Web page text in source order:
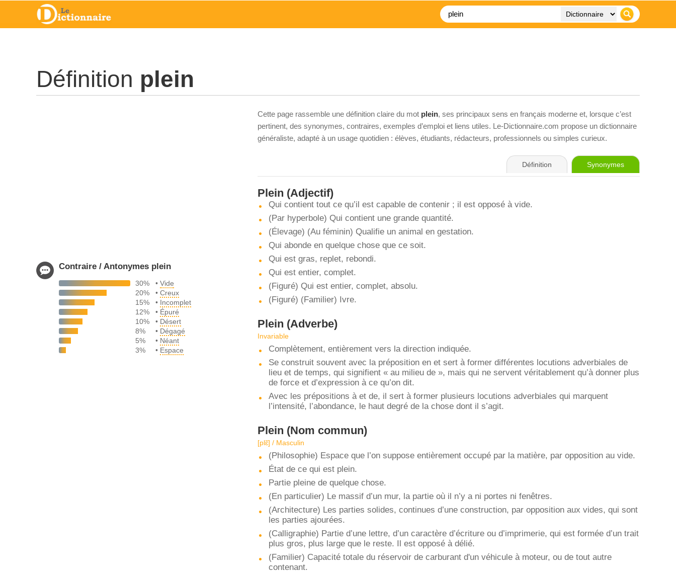
Définition plein
Contraire / Antonymes plein
30% • Vide
20%
• Creux
15%
• Incomplet
12%
• Épuré
10%
• Désert
8%
• Dégagé
5%
• Néant
3%
• Espace
Cette page rassemble une définition claire du mot plein, ses principaux sens en français moderne et, lorsque c’est
pertinent, des synonymes, contraires, exemples d’emploi et liens utiles. Le-Dictionnaire.com propose un dictionnaire
généraliste, adapté à un usage quotidien : élèves, étudiants, rédacteurs, professionnels ou simples curieux.
Définition Synonymes
Plein (Adjectif)
Qui contient tout ce qu’il est capable de contenir ; il est opposé à vide.
(Par hyperbole) Qui contient une grande quantité.
(Élevage) (Au féminin) Qualifie un animal en gestation.
Qui abonde en quelque chose que ce soit.
Qui est gras, replet, rebondi.
Qui est entier, complet.
(Figuré) Qui est entier, complet, absolu.
(Figuré) (Familier) Ivre.
Plein (Adverbe)
Invariable
Complètement, entièrement vers la direction indiquée.
Se construit souvent avec la préposition en et sert à former différentes locutions adverbiales de
lieu et de temps, qui signifient « au milieu de », mais qui ne servent véritablement qu’à donner plus
de force et d’expression à ce qu’on dit.
Avec les prépositions à et de, il sert à former plusieurs locutions adverbiales qui marquent
l’intensité, l’abondance, le haut degré de la chose dont il s’agit.
Plein (Nom commun)
[plɛ̃] / Masculin
(Philosophie) Espace que l’on suppose entièrement occupé par la matière, par opposition au vide.
État de ce qui est plein.
Partie pleine de quelque chose.
(En particulier) Le massif d’un mur, la partie où il n’y a ni portes ni fenêtres.
(Architecture) Les parties solides, continues d’une construction, par opposition aux vides, qui sont
les parties ajourées.
(Calligraphie) Partie d’une lettre, d’un caractère d’écriture ou d’imprimerie, qui est formée d’un trait
plus gros, plus large que le reste. Il est opposé à délié.
(Familier) Capacité totale du réservoir de carburant d'un véhicule à moteur, ou de tout autre
contenant.